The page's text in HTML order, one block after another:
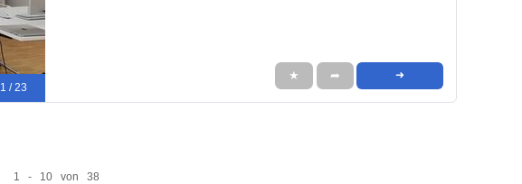
1 / 23
★ ➦ ➜
1 - 10 von 38